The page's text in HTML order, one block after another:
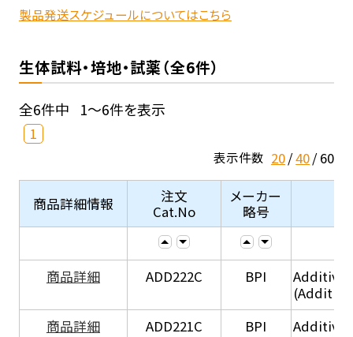
製品発送スケジュールについてはこちら
生体試料・培地・試薬（全6件）
全6件中 1～6件を表示
1
表示件数 20 40 60
商品詳細情報
注文
Cat.No
メーカー
略号
商品詳細 ADD222C BPI
商品詳細
ADD221C BPI